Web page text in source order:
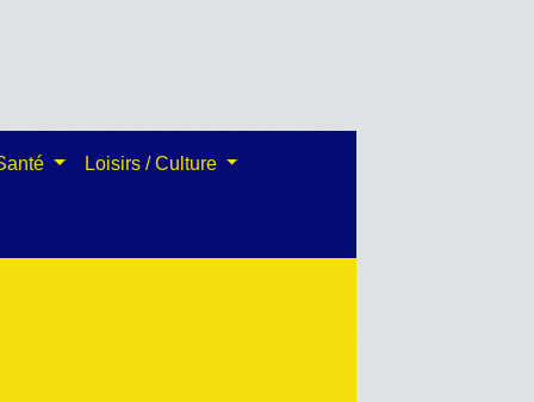
Loisirs / Culture